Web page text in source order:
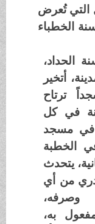
تُعرض
الخطباء
الحداد،
أتخير
ترتاح
في كل
مسجد
يتحدث
من أي
به،